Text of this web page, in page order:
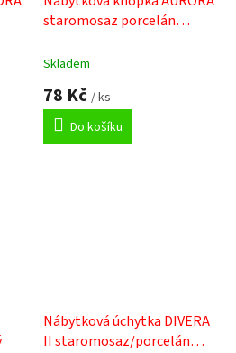
staromosaz porcelán
Skladem
78 Kč / ks
Do košíku
Nábytková úchytka DIVERA
II staromosaz/porcelán